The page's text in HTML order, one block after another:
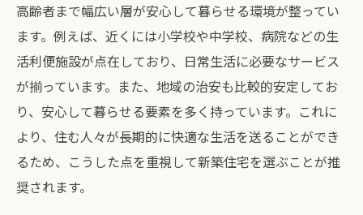
高齢者まで幅広い層が安心して暮らせる環境が整ってい
ます。例えば、近くには小学校や中学校、病院などの生
活利便施設が点在しており、日常生活に必要なサービス
が揃っています。また、地域の治安も比較的安定してお
り、安心して暮らせる要素を多く持っています。これに
より、住む人々が長期的に快適な生活を送ることができ
るため、こうした点を重視して新築住宅を選ぶことが推
奨されます。